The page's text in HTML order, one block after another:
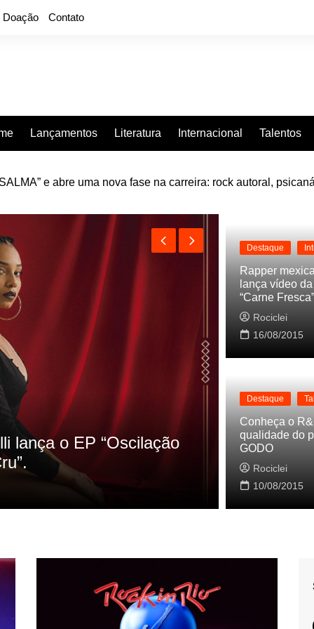
Doação Contato
Lançamentos Literatura Internacional Talentos
e abre uma nova fase na carreira: rock autoral,
“Projeção”, de 2010, nas plataformas digitais
referencias do clipe de
Destaque
Cynthia
Baleiro
Rociclei
Destaque
Rapper
lança vídeo
“Carne Fresca”
Rociclei
16/08/2015
Destaque
Conheça o
qualidade do
GODO
Rociclei
10/08/2015